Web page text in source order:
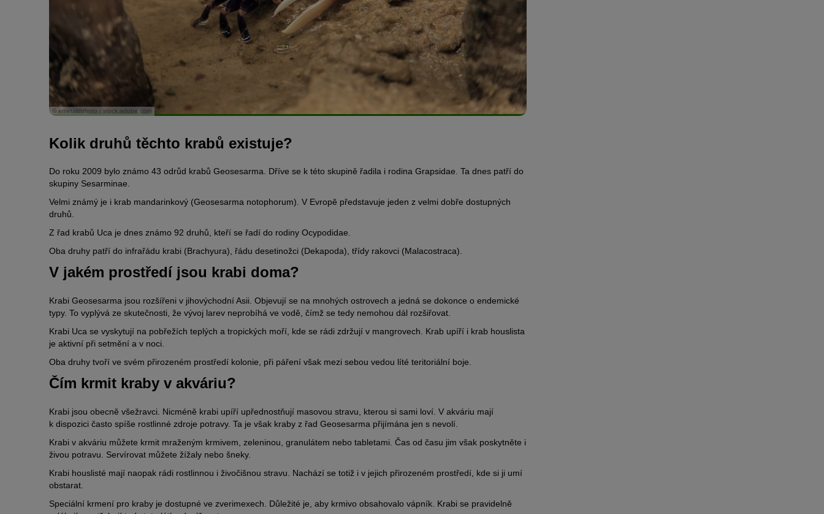
© emeraldphoto / stock.adobe.com
Kolik druhů těchto krabů existuje?
Do roku 2009 bylo známo 43 odrůd krabů Geosesarma. Dříve se k této skupině řadila i rodina Grapsidae. Ta dnes patří do
skupiny Sesarminae.
Velmi známý je i krab mandarinkový (Geosesarma notophorum). V Evropě představuje jeden z velmi dobře dostupných
druhů.
Z řad krabů Uca je dnes známo 92 druhů, kteří se řadí do rodiny Ocypodidae.
Oba druhy patří do infrařádu krabi (Brachyura), řádu desetinožci (Dekapoda), třídy rakovci (Malacostraca).
V jakém prostředí jsou krabi doma?
Krabi Geosesarma jsou rozšířeni v jihovýchodní Asii. Objevují se na mnohých ostrovech a jedná se dokonce o endemické
typy. To vyplývá ze skutečnosti, že vývoj larev neprobíhá ve vodě, čímž se tedy nemohou dál rozšiřovat.
Krabi Uca se vyskytují na pobřežích teplých a tropických moří, kde se rádi zdržují v mangrovech. Krab upíří i krab houslista
je aktivní při setmění a v noci.
Oba druhy tvoří ve svém přirozeném prostředí kolonie, při páření však mezi sebou vedou líté teritoriální boje.
Čím krmit kraby v akváriu?
Krabi jsou obecně všežravci. Nicméně krabi upíří upřednostňují masovou stravu, kterou si sami loví. V akváriu mají
k dispozici často spíše rostlinné zdroje potravy. Ta je však kraby z řad Geosesarma přijímána jen s nevolí.
Krabi v akváriu můžete krmit mraženým krmivem, zeleninou, granulátem nebo tabletami. Čas od času jim však poskytněte i
živou potravu. Servírovat můžete žížaly nebo šneky.
Krabi houslisté mají naopak rádi rostlinnou i živočišnou stravu. Nachází se totiž i v jejich přirozeném prostředí, kde si ji umí
obstarat.
Speciální krmení pro kraby je dostupné ve zverimexech. Důležité je, aby krmivo obsahovalo vápník. Krabi se pravidelně